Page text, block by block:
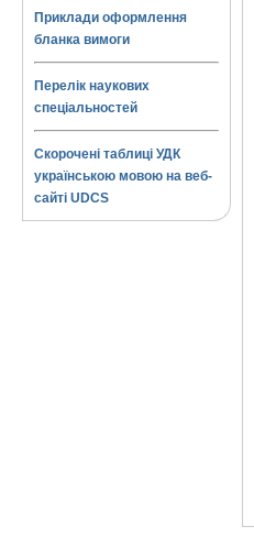
Приклади оформлення
бланка вимоги
Перелік наукових
спеціальностей
Скорочені таблиці УДК
українською мовою на веб-
сайті UDCS